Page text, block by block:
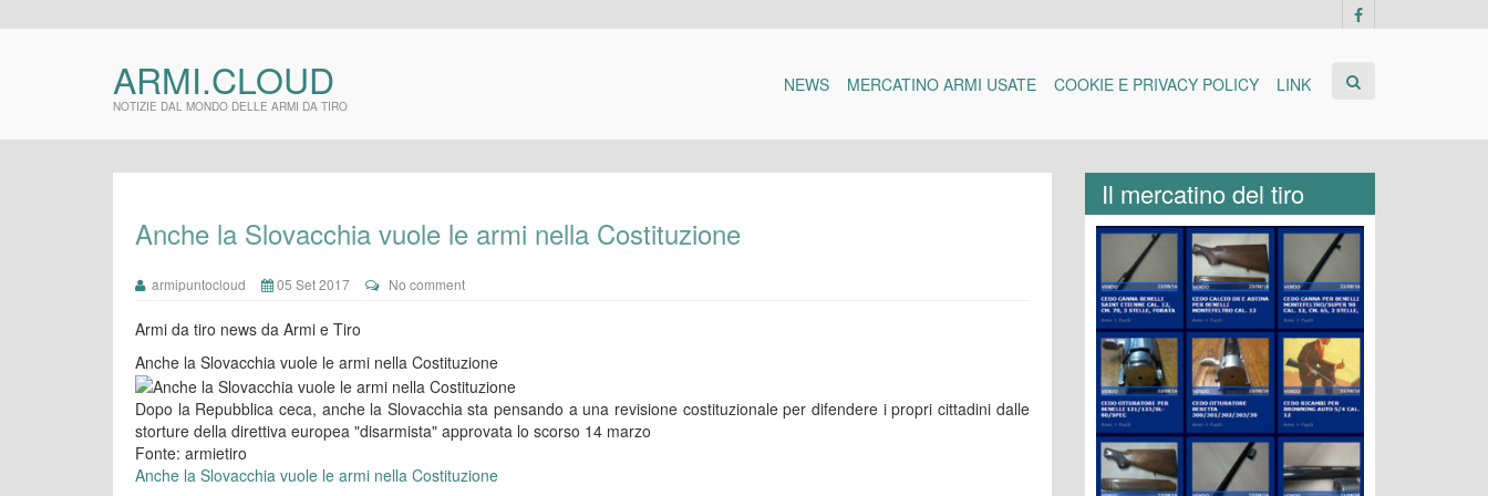
ARMI.CLOUD
NOTIZIE DAL MONDO DELLE ARMI DA TIRO
NEWS MERCATINO ARMI USATE COOKIE E PRIVACY POLICY LINK
Anche la Slovacchia vuole le armi nella Costituzione
armipuntocloud 05 Set 2017 No comment
Armi da tiro news da Armi e Tiro
Anche la Slovacchia vuole le armi nella Costituzione
Dopo la Repubblica ceca, anche la Slovacchia sta pensando a una revisione costituzionale per difendere i propri cittadini dalle
storture della direttiva europea "disarmista" approvata lo scorso 14 marzo
Fonte: armietiro
Anche la Slovacchia vuole le armi nella Costituzione
Il mercatino del tiro